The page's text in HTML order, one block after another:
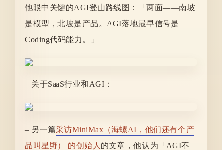
他眼中关键的AGI登山路线图：「两面——南坡
是模型，北坡是产品。AGI落地最早信号是
Coding代码能力。」
– 关于SaaS行业和AGI：
– 另一篇采访MiniMax （海螺AI，他们还有个产
品叫星野）
的创始人 的文章，他认为「AGI不